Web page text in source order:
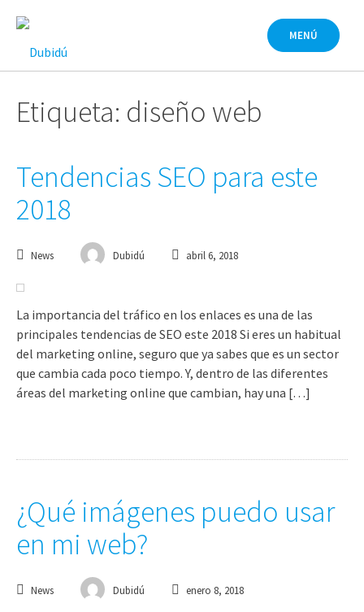
contenido
MENÚ
Etiqueta: diseño web
Tendencias SEO para este
2018
News Dubidú abril 6, 2018
La importancia del tráfico en los enlaces es una de las
principales tendencias de SEO este 2018 Si eres un habitual
del marketing online, seguro que ya sabes que es un sector
que cambia cada poco tiempo. Y, dentro de las diferentes
áreas del marketing online que cambian, hay una […]
¿Qué imágenes puedo usar
en mi web?
News Dubidú enero 8, 2018